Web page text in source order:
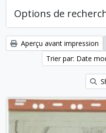
Options de
Aperçu avant impression
Trier par: Date